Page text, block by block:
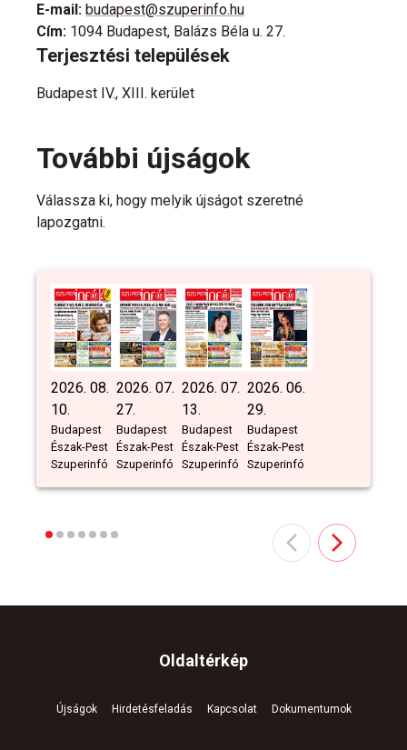
E-mail: budapest@szuperinfo.hu
Cím: 1094 Budapest, Balázs Béla u. 27.
Terjesztési települések
Budapest IV., XIII. kerület
További újságok
Válassza ki, hogy melyik újságot szeretné
lapozgatni.
2026. 08.
10.
Budapest
Észak-Pest
Szuperinfó
2026. 07.
27.
Budapest
Észak-Pest
Szuperinfó
2026. 07.
13.
Budapest
Észak-Pest
Szuperinfó
2026. 06.
29.
Budapest
Észak-Pest
Szuperinfó
Oldaltérkép
Újságok Hirdetésfeladás Kapcsolat Dokumentumok